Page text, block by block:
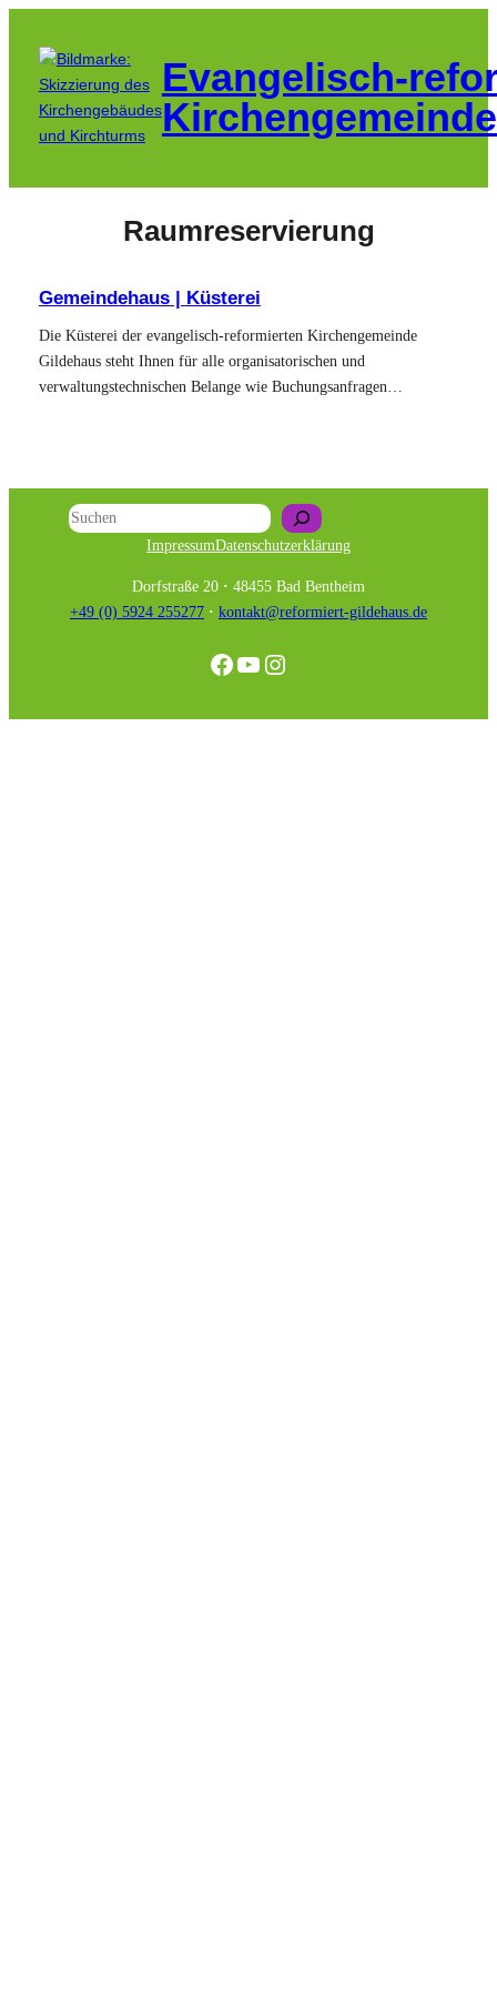
Inhalt
springen
Evangelisch-
Raumreservierung
Gemeindehaus | Küsterei
Die Küsterei der evangelisch-reformierten Kirchengemeinde
Gildehaus steht Ihnen für alle organisatorischen und
verwaltungstechnischen Belange wie Buchungsanfragen…
Suchen
ImpressumDatenschutzerklärung
Dorfstraße 20 · 48455 Bad Bentheim
+49 (0) 5924 255277 · kontakt@reformiert-gildehaus.de
Facebook
YouTube
Instagram